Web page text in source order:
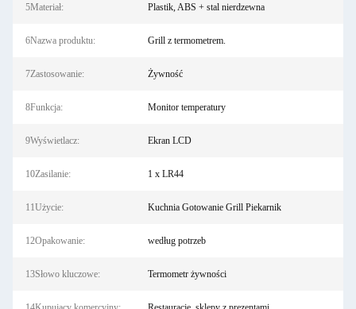
5Materiał: Plastik, ABS + stal nierdzewna
6Nazwa produktu: Grill z termometrem.
7Zastosowanie: Żywność
8Funkcja: Monitor temperatury
9Wyświetlacz: Ekran LCD
10Zasilanie: 1 x LR44
11Użycie: Kuchnia Gotowanie Grill Piekarnik
12Opakowanie: według potrzeb
13Słowo kluczowe: Termometr żywności